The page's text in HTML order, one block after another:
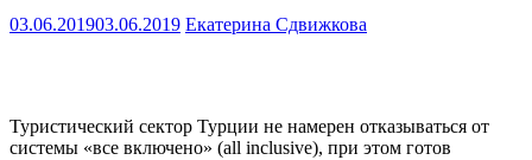
03.06.201903.06.2019 Екатерина Сдвижкова
Туристический сектор Турции не намерен отказываться от
системы «все включено» (all inclusive), при этом готов